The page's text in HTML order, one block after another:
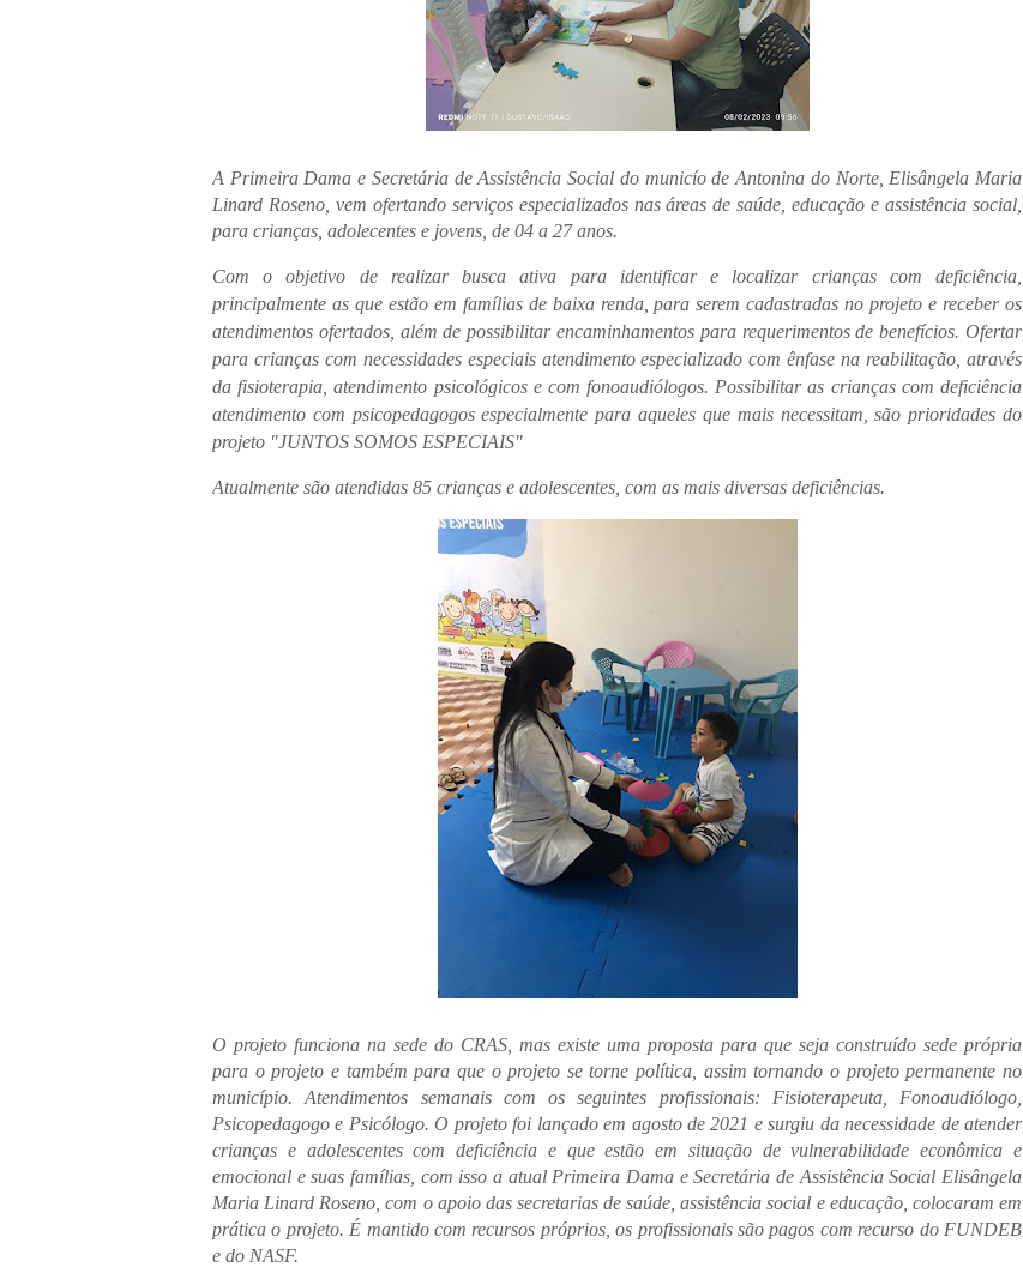
A Primeira Dama e Secretária de Assistência Social do municío de Antonina do Norte, Elisângela Maria
Linard Roseno, vem ofertando serviços especializados nas áreas de saúde, educação e assistência social,
para crianças, adolecentes e jovens, de 04 a 27 anos.
Com o objetivo de realizar busca ativa para identificar e localizar crianças com deficiência,
principalmente as que estão em famílias de baixa renda, para serem cadastradas no projeto e receber os
atendimentos ofertados, além de possibilitar encaminhamentos para requerimentos de benefícios. Ofertar
para crianças com necessidades especiais atendimento especializado com ênfase na reabilitação, através
da fisioterapia, atendimento psicológicos e com fonoaudiólogos. Possibilitar as crianças com deficiência
atendimento com psicopedagogos especialmente para aqueles que mais necessitam, são prioridades do
projeto "JUNTOS SOMOS ESPECIAIS"
Atualmente são atendidas 85 crianças e adolescentes, com as mais diversas deficiências.
O projeto funciona na sede do CRAS, mas existe uma proposta para que seja construído sede própria
para o projeto e também para que o projeto se torne política, assim tornando o projeto permanente no
município. Atendimentos semanais com os seguintes profissionais: Fisioterapeuta, Fonoaudiólogo,
Psicopedagogo e Psicólogo. O projeto foi lançado em agosto de 2021 e surgiu da necessidade de atender
crianças e adolescentes com deficiência e que estão em situação de vulnerabilidade econômica e
emocional e suas famílias, com isso a atual Primeira Dama e Secretária de Assistência Social Elisângela
Maria Linard Roseno, com o apoio das secretarias de saúde, assistência social e educação, colocaram em
prática o projeto. É mantido com recursos próprios, os profissionais são pagos com recurso do FUNDEB
e do NASF.